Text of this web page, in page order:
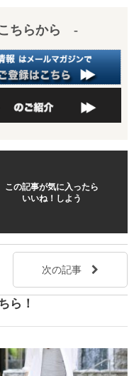
ちらから -
この記事が気に入ったら
いいね！しよう
次の記事
ら！